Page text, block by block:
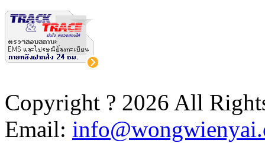
Copyright ? 2026 All
Email: